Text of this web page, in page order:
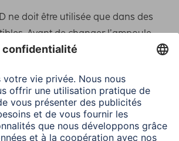
ne doit être utilisée que dans des
Avant de changer l’ampoule,
complet et débrancher le
responsabilité ne sera acceptée
incorrecte. Cette ampoule LED est
dans des luminaires
de l’ampoule en fonctionnement